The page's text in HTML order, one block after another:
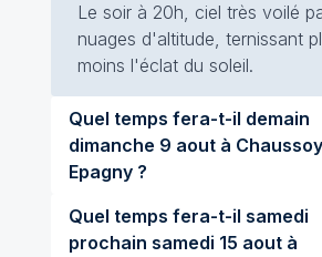
Le soir à 20h, ciel très voilé
nuages d'altitude, ternissant
moins l'éclat du soleil.
Quel temps fera-t-il demain
dimanche 9 aout à Chaussoy-
Epagny ?
Quel temps fera-t-il samedi
prochain samedi 15 aout à